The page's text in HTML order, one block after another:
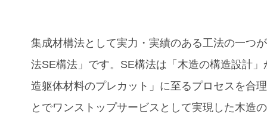
集成材構法として実力・実績のある工法の一つ
法SE構法」です。SE構法は「木造の構造設計」
造躯体材料のプレカット」に至るプロセスを合
とでワンストップサービスとして実現した木造